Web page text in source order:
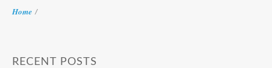
Home /
RECENT POSTS